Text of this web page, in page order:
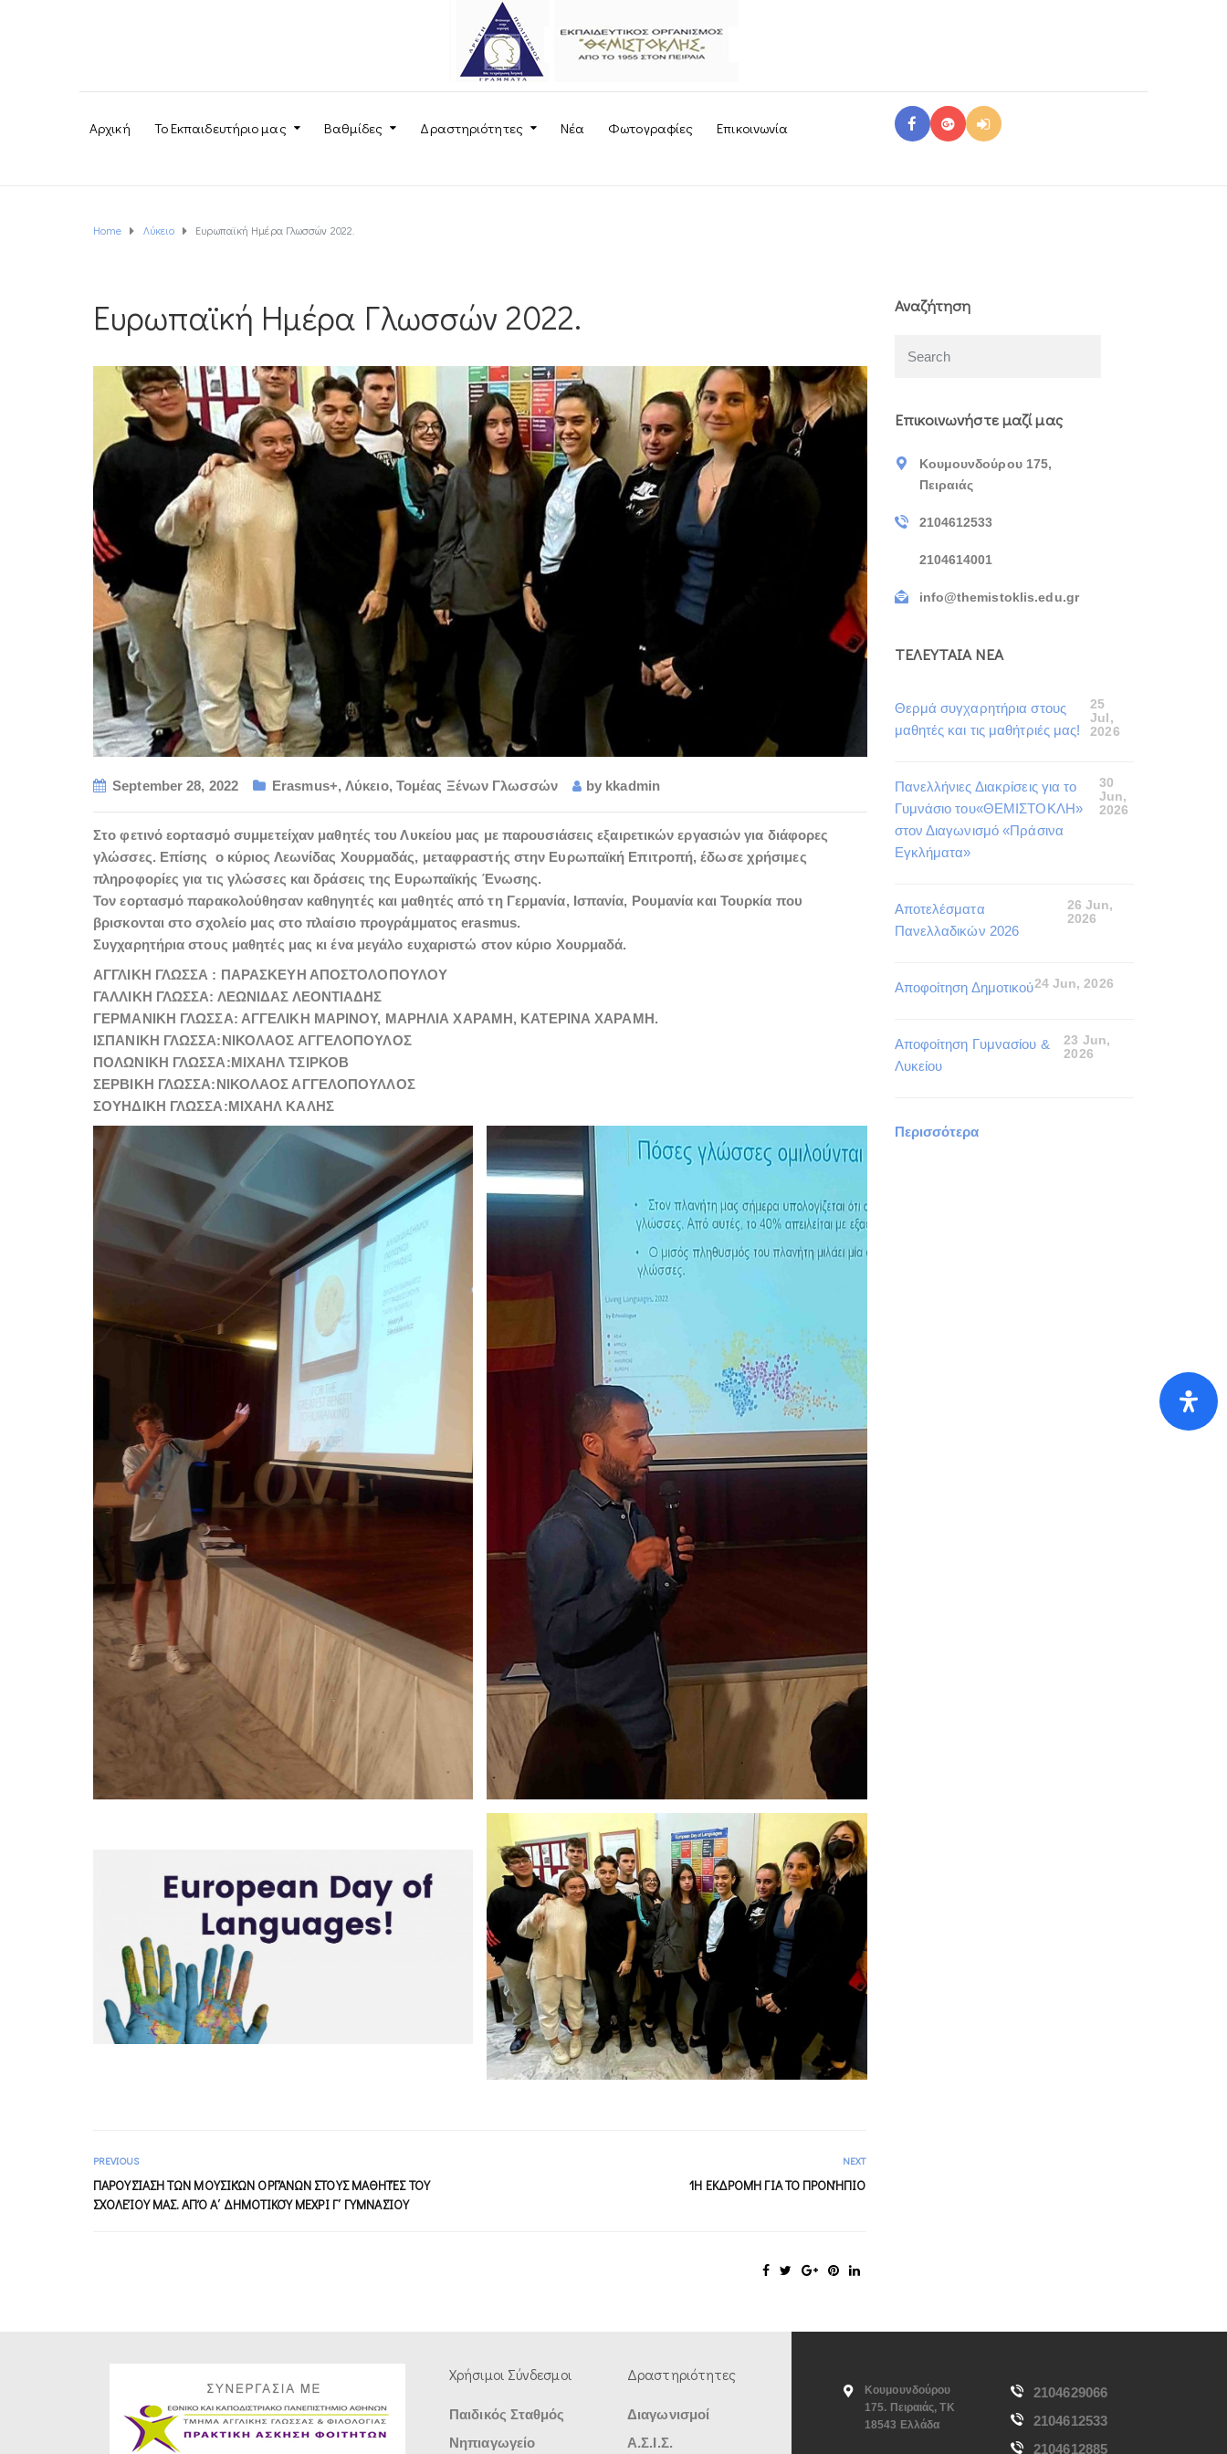
Αρχική Το Εκπαιδευτήριο μας Βαθμίδες Δραστηριότητες Νέα Φωτογραφίες Επικοινωνία
Home Λύκειο Ευρωπαϊκή Ημέρα Γλωσσών 2022.
Ευρωπαϊκή Ημέρα Γλωσσών 2022.
September 28, 2022 Erasmus+,Λύκειο, Τομέας Ξένων Γλωσσών by kkadmin
Στο φετινό εορτασμό συμμετείχαν μαθητές του Λυκείου μας με παρουσιάσεις εξαιρετικών εργασιών για διάφορες
γλώσσες. Επίσης ο κύριος Λεωνίδας Χουρμαδάς, μεταφραστής στην Ευρωπαϊκή Επιτροπή, έδωσε χρήσιμες
πληροφορίες για τις γλώσσες και δράσεις της Ευρωπαϊκής Ένωσης.
Τον εορτασμό παρακολούθησαν καθηγητές και μαθητές από τη Γερμανία, Ισπανία, Ρουμανία και Τουρκία που
βρισκονται στο σχολείο μας στο πλαίσιο προγράμματος erasmus.
Συγχαρητήρια στους μαθητές μας κι ένα μεγάλο ευχαριστώ στον κύριο Χουρμαδά.
ΑΓΓΛΙΚΗ ΓΛΩΣΣΑ : ΠΑΡΑΣΚΕΥΗ ΑΠΟΣΤΟΛΟΠΟΥΛΟΥ
ΓΑΛΛΙΚΗ ΓΛΩΣΣΑ: ΛΕΩΝΙΔΑΣ ΛΕΟΝΤΙΑΔΗΣ
ΓΕΡΜΑΝΙΚΗ ΓΛΩΣΣΑ: ΑΓΓΕΛΙΚΗ ΜΑΡΙΝΟΥ, ΜΑΡΗΛΙΑ ΧΑΡΑΜΗ, ΚΑΤΕΡΙΝΑ ΧΑΡΑΜΗ.
ΙΣΠΑΝΙΚΗ ΓΛΩΣΣΑ:ΝΙΚΟΛΑΟΣ ΑΓΓΕΛΟΠΟΥΛΟΣ
ΠΟΛΩΝΙΚΗ ΓΛΩΣΣΑ:ΜΙΧΑΗΛ ΤΣΙΡΚΟΒ
ΣΕΡΒΙΚΗ ΓΛΩΣΣΑ:ΝΙΚΟΛΑΟΣ ΑΓΓΕΛΟΠΟΥΛΛΟΣ
ΣΟΥΗΔΙΚΗ ΓΛΩΣΣΑ:ΜΙΧΑΗΛ ΚΑΛΗΣ
PREVIOUS
ΠΑΡΟΥΣΊΑΣΗ ΤΩΝ ΜΟΥΣΙΚΏΝ ΟΡΓΆΝΩΝ ΣΤΟΥΣ ΜΑΘΗΤΈΣ ΤΟΥ
ΣΧΟΛΕΊΟΥ ΜΑΣ. ΑΠΌ Α΄ ΔΗΜΟΤΙΚΟΎ ΜΈΧΡΙ Γ΄ ΓΥΜΝΑΣΊΟΥ
NEXT
1Η ΕΚΔΡΟΜΉ ΓΙΑ ΤΟ ΠΡΟΝΉΠΙΟ
Αναζήτηση
Επικοινωνήστε μαζί μας
Κουμουνδούρου 175,
Πειραιάς
2104612533
2104614001
info@themistoklis.edu.gr
ΤΕΛΕΥΤΑΙΑ ΝΕΑ
Θερμά συγχαρητήρια στους
μαθητές και τις μαθήτριές μας!
25
Jul,
2026
Πανελλήνιες Διακρίσεις για το
Γυμνάσιο του«ΘΕΜΙΣΤΟΚΛΗ»
στον Διαγωνισμό «Πράσινα
Εγκλήματα»
30
Jun,
2026
Αποτελέσματα
Πανελλαδικών 2026
26 Jun,
2026
Αποφοίτηση Δημοτικού24 Jun, 2026
Αποφοίτηση Γυμνασίου &
Λυκείου
23 Jun,
2026
Περισσότερα
Χρήσιμοι Σύνδεσμοι
Παιδικός Σταθμός
Νηπιαγωγείο
Δραστηριότητες
Διαγωνισμοί
Α.Σ.Ι.Σ.
Κουμουνδούρου
175. Πειραιάς, ΤΚ
18543 Ελλάδα
2104629066
2104612533
2104612885